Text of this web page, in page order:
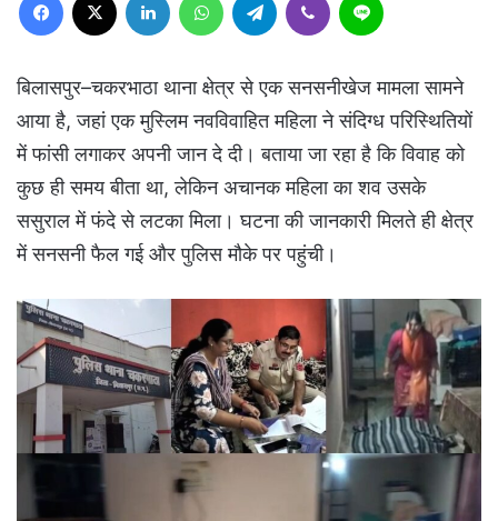
बिलासपुर–चकरभाठा थाना क्षेत्र से एक सनसनीखेज मामला सामने
आया है, जहां एक मुस्लिम नवविवाहित महिला ने संदिग्ध परिस्थितियों
में फांसी लगाकर अपनी जान दे दी। बताया जा रहा है कि विवाह को
कुछ ही समय बीता था, लेकिन अचानक महिला का शव उसके
ससुराल में फंदे से लटका मिला। घटना की जानकारी मिलते ही क्षेत्र
में सनसनी फैल गई और पुलिस मौके पर पहुंची।